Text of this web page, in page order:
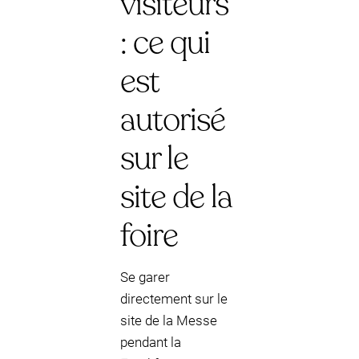
: ce qui
est
autorisé
sur le
site de la
foire
Se garer
directement sur le
site de la Messe
pendant la